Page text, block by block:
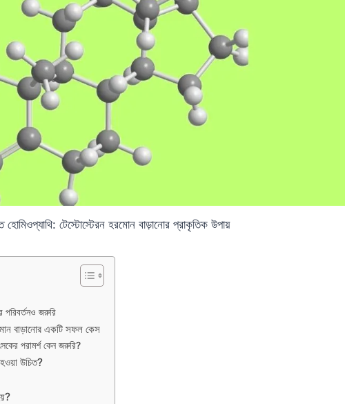
হোমিওপ্যাথি: টেস্টোস্টেরন হরমোন বাড়ানোর প্রাকৃতিক উপায়
পরিবর্তনও জরুরি
বাড়ানোর একটি সফল কেস
পরামর্শ কেন জরুরি?
উচিত?